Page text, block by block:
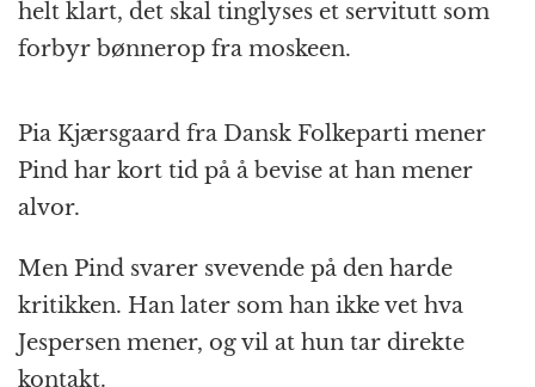
helt klart, det skal tinglyses et servitutt som
forbyr bønnerop fra moskeen.
Pia Kjærsgaard fra Dansk Folkeparti mener
Pind har kort tid på å bevise at han mener
alvor.
Men Pind svarer svevende på den harde
kritikken. Han later som han ikke vet hva
Jespersen mener, og vil at hun tar direkte
kontakt.